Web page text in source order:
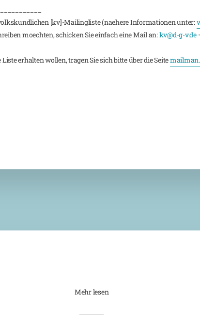
[kv]-Mailingliste (naehere Informationen unter:
moechten, schicken Sie einfach eine Mail an:kv@d-g-v.de
erhalten wollen, tragen Sie sich bitte über die Seite
Mehr lesen